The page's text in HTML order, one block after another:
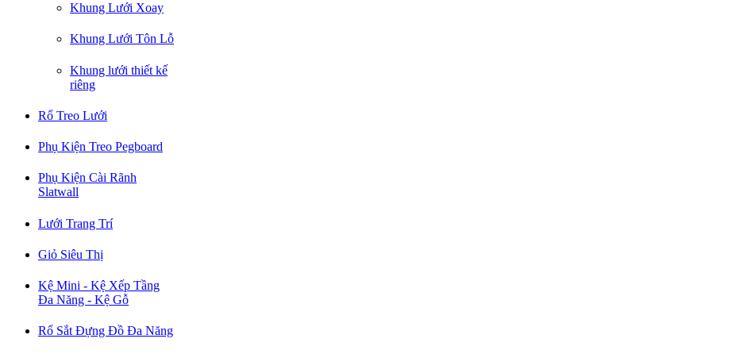
Khung Lưới Xoay
Khung Lưới Tôn Lỗ
Khung lưới thiết kế
riêng
Rổ Treo Lưới
Phụ Kiện Treo Pegboard
Phụ Kiện Cài Rãnh
Slatwall
Lưới Trang Trí
Giỏ Siêu Thị
Kệ Mini - Kệ Xếp Tầng
Đa Năng - Kệ Gỗ
Rổ Sắt Đựng Đồ Đa Năng